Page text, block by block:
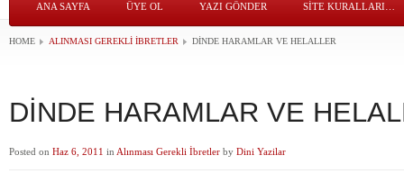
ANA SAYFA ÜYE OL YAZI GÖNDER SITE KURALLARI…
HOME ALINMASI GEREKLI İBRETLER DİNDE HARAMLAR VE HELALLER
DİNDE HARAMLAR VE
Posted on Haz 6, 2011 in Alınması Gerekli İbretler by Dini Yazilar